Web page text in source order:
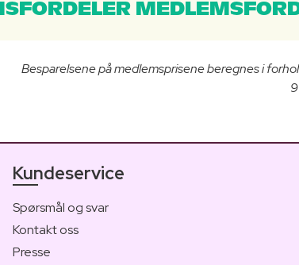
Besparelsene på medlemsprisene beregnes i
Kundeservice
Spørsmål og svar
Kontakt oss
Presse